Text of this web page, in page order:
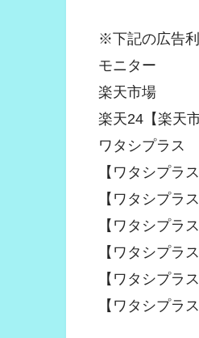
※下記の広告
モニター
楽天市場
楽天24【楽天市
ワタシプラス
【ワタシプラ
【ワタシプ
【ワタシプ
【ワタシプラ
【ワタシプラ
【ワタシプラ